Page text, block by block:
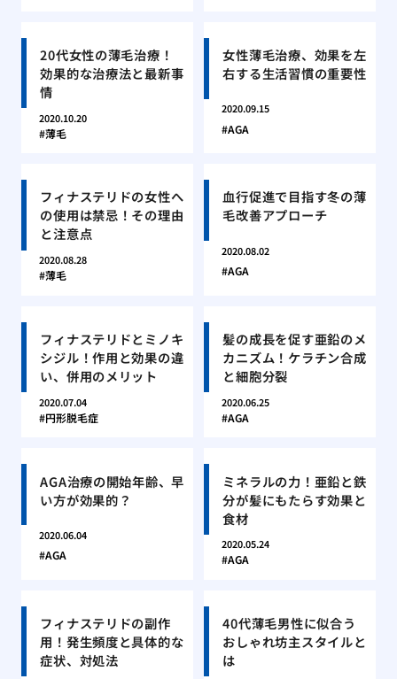
20代女性の薄毛治療！
効果的な治療法と最新事
情
2020.10.20
薄毛
女性薄毛治療、効果を左
右する生活習慣の重要性
2020.09.15
AGA
フィナステリドの女性へ
の使用は禁忌！その理由
と注意点
2020.08.28
薄毛
血行促進で目指す冬の薄
毛改善アプローチ
2020.08.02
AGA
フィナステリドとミノキ
シジル！作用と効果の違
い、併用のメリット
2020.07.04
円形脱毛症
髪の成長を促す亜鉛のメ
カニズム！ケラチン合成
と細胞分裂
2020.06.25
AGA
AGA治療の開始年齢、早
い方が効果的？
2020.06.04
AGA
ミネラルの力！亜鉛と鉄
分が髪にもたらす効果と
食材
2020.05.24
AGA
フィナステリドの副作
用！発生頻度と具体的な
症状、対処法
40代薄毛男性に似合う
おしゃれ坊主スタイルと
は